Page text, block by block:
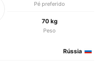
Pé preferido
70 kg
Peso
Rússia